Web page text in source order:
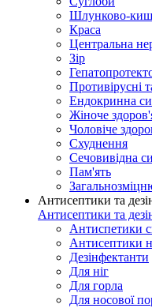
Шлунково-
Краса
Центральна
Зір
Противірусні
Ендокринна
Жіноче
Чоловіче
Схуднення
Сечовивідна
Пам'ять
Антисептики та
Антисептики та
Антиспетики
Антисептики
Дезінфектанти
Для ніг
Для горла
Для носової